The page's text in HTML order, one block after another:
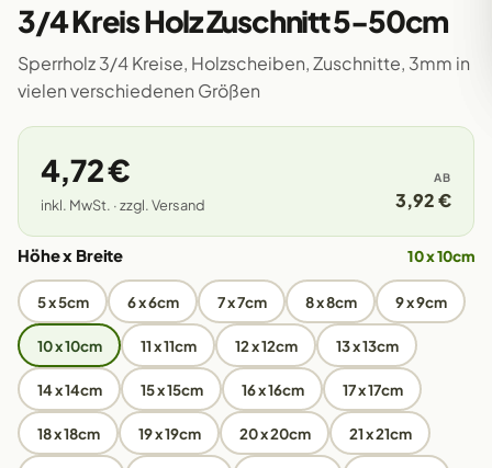
3/4 Kreis Holz Zuschnitt 5-50cm
Sperrholz 3/4 Kreise, Holzscheiben, Zuschnitte, 3mm in
vielen verschiedenen Größen
4,72 €
inkl. MwSt. · zzgl. Versand
AB
3,92 €
Höhe x Breite 10 x 10cm
5 x 5cm 6 x 6cm 7 x 7cm 8 x 8cm 9 x 9cm
10 x 10cm 11 x 11cm 12 x 12cm 13 x 13cm
14 x 14cm 15 x 15cm 16 x 16cm 17 x 17cm
18 x 18cm 19 x 19cm 20 x 20cm 21 x 21cm